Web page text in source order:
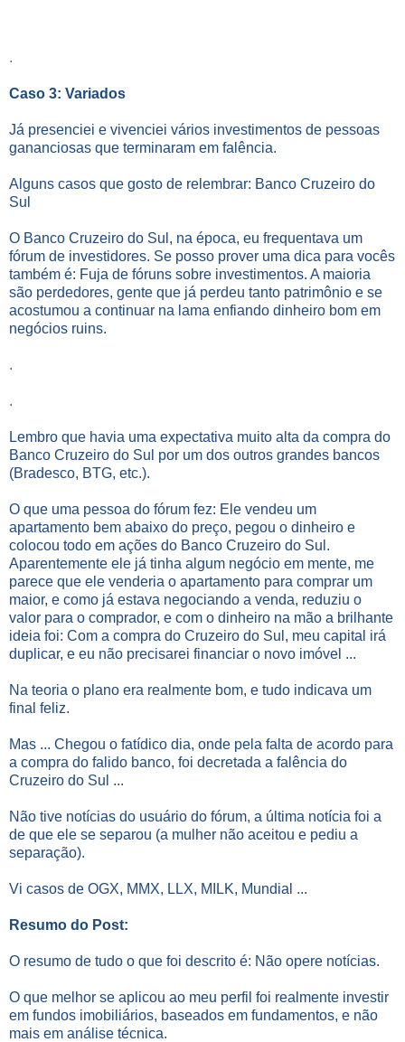
.
Caso 3: Variados
Já presenciei e vivenciei vários investimentos de pessoas
gananciosas que terminaram em falência.
Alguns casos que gosto de relembrar: Banco Cruzeiro do
Sul
O Banco Cruzeiro do Sul, na época, eu frequentava um
fórum de investidores. Se posso prover uma dica para vocês
também é: Fuja de fóruns sobre investimentos. A maioria
são perdedores, gente que já perdeu tanto patrimônio e se
acostumou a continuar na lama enfiando dinheiro bom em
negócios ruins.
.
.
Lembro que havia uma expectativa muito alta da compra do
Banco Cruzeiro do Sul por um dos outros grandes bancos
(Bradesco, BTG, etc.).
O que uma pessoa do fórum fez: Ele vendeu um
apartamento bem abaixo do preço, pegou o dinheiro e
colocou todo em ações do Banco Cruzeiro do Sul.
Aparentemente ele já tinha algum negócio em mente, me
parece que ele venderia o apartamento para comprar um
maior, e como já estava negociando a venda, reduziu o
valor para o comprador, e com o dinheiro na mão a brilhante
ideia foi: Com a compra do Cruzeiro do Sul, meu capital irá
duplicar, e eu não precisarei financiar o novo imóvel ...
Na teoria o plano era realmente bom, e tudo indicava um
final feliz.
Mas ... Chegou o fatídico dia, onde pela falta de acordo para
a compra do falido banco, foi decretada a falência do
Cruzeiro do Sul ...
Não tive notícias do usuário do fórum, a última notícia foi a
de que ele se separou (a mulher não aceitou e pediu a
separação).
Vi casos de OGX, MMX, LLX, MILK, Mundial ...
Resumo do Post:
O resumo de tudo o que foi descrito é: Não opere notícias.
O que melhor se aplicou ao meu perfil foi realmente investir
em fundos imobiliários, baseados em fundamentos, e não
mais em análise técnica.